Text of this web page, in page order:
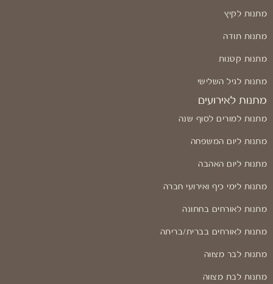
מתנות לקיץ
מתנות תודה
מתנות קטנות
מתנות לגיל השלישי
מתנות לאירועים
מתנות למורים לסוף שנה
מתנות ליום המשפחה
מתנות ליום האהבה
מתנות לימי כיף ואירועי חברה
מתנות לאורחים בחתונה
מתנות לאורחים בברית/בריתה
מתנות לבר מצווה
מתנות לבת מצווה